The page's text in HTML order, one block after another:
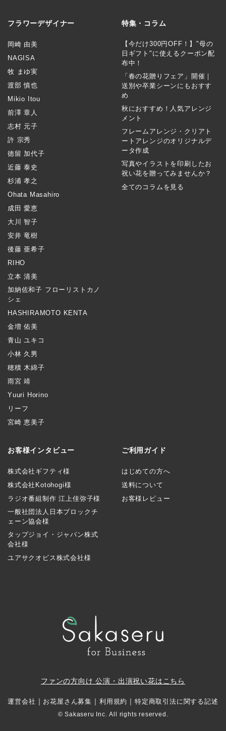
フラワーデザイナー
岡崎 由美
NAGISA
牧 まゆ実
渡部 慎也
Mikio Itou
前澤 章人
志村 元子
許 宗秀
徳留 加代子
近藤 泰史
杉浦 孝之
Ohata Masahiro
成田 愛恵
大川 智子
安井 竜樹
後藤 亜希子
RIHO
立本 清美
加納佐和子 フローリストカノ
シェ
HASHIRAMOTO KENTA
金増 佑美
青山 ユキコ
小林 久男
穂積 木綿子
雨宮 靖
Yuuri Horino
リーフ
宮崎 恵美子
特集・コラム
【今だけ300円OFF！】"母の
日ギフト"に使えるクーポン配
布中！
「春の花贈りフェア」開催｜
送別や卒業シーンにもおすす
め
秋におすすめ！人気アレンジ
メント
フレームアレンジ・クリアト
ートアレンジのオリジナルデ
ータ作成
写真やイラストを印刷したお
祝い花を贈ってみませんか？
全てのコラムを見る
お客様インタビュー
株式会社ギフティ様
株式会社Kotohogi様
ラジオ番組制作 江上佳弥子様
一般社団法人日本ブロックチ
ェーン協会様
タップジョイ・ジャパン株式
会社様
ユアサクオビス株式会社様
ご利用ガイド
はじめての方へ
送料について
お客様レビュー
ファンの方向け 公演・出演祝い花はこちら
運営会社 ｜ お花屋さん募集 ｜ 利用規約 ｜ 特定商取引法に関する記述
© Sakaseru Inc. All rights reserved.